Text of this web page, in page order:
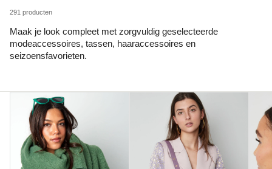
O
L
L
C
E
291 producten
Maak je look compleet met zorgvuldig geselecteerde
modeaccessoires, tassen, haaraccessoires en
seizoensfavorieten.